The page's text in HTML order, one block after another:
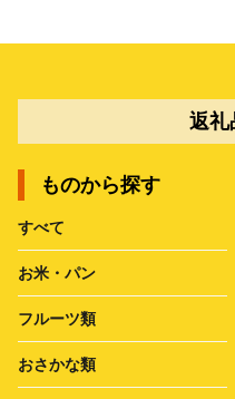
返礼
ものから探す
すべて
お米・パン
フルーツ類
おさかな類